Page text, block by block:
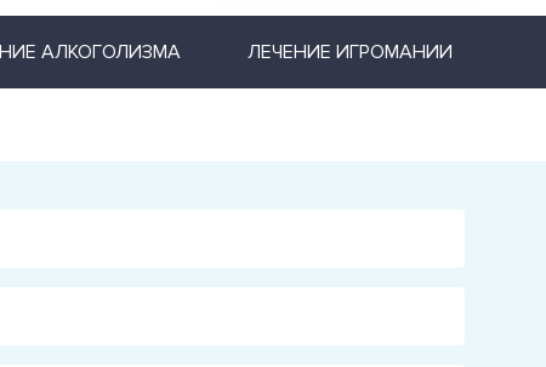
АЛКОГОЛИЗМА ЛЕЧЕНИЕ ИГРОМАНИИ